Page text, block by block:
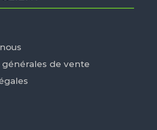
générales de vente